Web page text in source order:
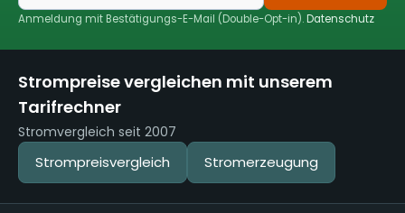
Anmeldung mit Bestätigungs-E-Mail (Double-Opt-in).Datenschutz
Strompreise vergleichen mit unserem
Tarifrechner
Stromvergleich seit 2007
Strompreisvergleich Stromerzeugung